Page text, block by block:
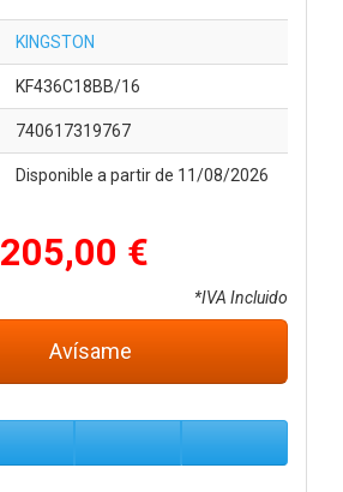
KINGSTON
KF436C18BB/16
740617319767
Disponible a partir de 11/08/2026
205,00 €
*IVA Incluido
Avísame